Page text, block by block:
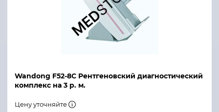
Wandong F52-8C Рентгеновский диагностический
комплекс на 3 р. м.
Цену уточняйте